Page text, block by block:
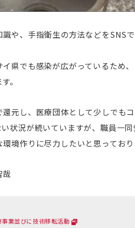
や、手指衛生の方法などをSNS
県でも感染が広がっているため
。
元し、医療団体として少しでも
状況が続いていますが、職員一
境作りに尽力したいと思っており
業並びに技術移転活動